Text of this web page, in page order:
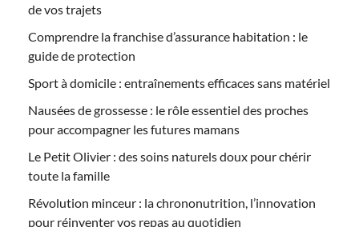
de vos trajets
Comprendre la franchise d’assurance habitation : le
guide de protection
Sport à domicile : entraînements efficaces sans matériel
Nausées de grossesse : le rôle essentiel des proches
pour accompagner les futures mamans
Le Petit Olivier : des soins naturels doux pour chérir
toute la famille
Révolution minceur : la chrononutrition, l’innovation
pour réinventer vos repas au quotidien